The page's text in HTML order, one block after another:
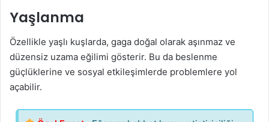
Yaşlanma
Özellikle yaşlı kuşlarda, gaga doğal olarak aşınmaz ve
düzensiz uzama eğilimi gösterir. Bu da beslenme
güçlüklerine ve sosyal etkileşimlerde problemlere yol
açabilir.